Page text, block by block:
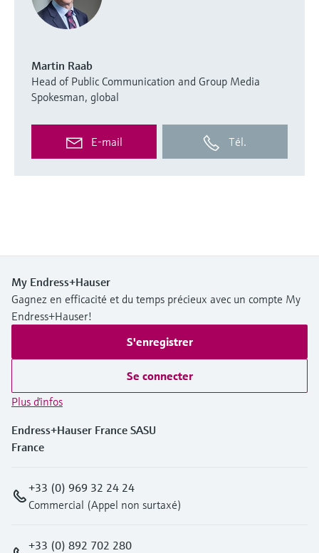
Martin Raab
Head of Public Communication and Group Media
Spokesman, global
E-mail Tél.
My Endress+Hauser
Gagnez en efficacité et du temps précieux avec un compte My
Endress+Hauser!
S'enregistrer
Se connecter
Plus d'infos
Endress+Hauser France SASU
France
+33 (0) 969 32 24 24
Commercial (Appel non surtaxé)
+33 (0) 892 702 280